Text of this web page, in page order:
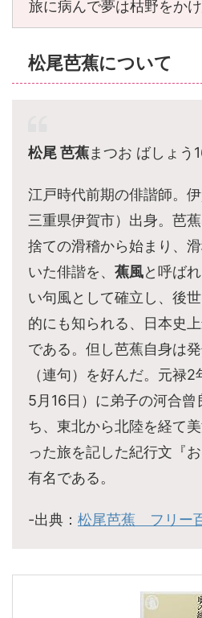
旅に病んで夢は枯野をか
松尾芭蕉について
松尾 芭蕉まつお ばしょ
江戸時代前期の俳諧師。
三重県伊賀市）出身。芭
捨ての滑稽から始まり、
いた俳諧を、 蕉風と呼ば
い句風として確立し、後
的にも知られる、日本史
である。但し芭蕉自身は
（連句）を好んだ。元禄
5月16日）に弟子の河合曾
ち、東北から北陸を経て
った旅を記した紀行文『
有名である。
-出典： 松尾芭蕉 フリー